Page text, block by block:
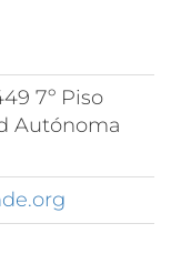
7º Piso
Autónoma